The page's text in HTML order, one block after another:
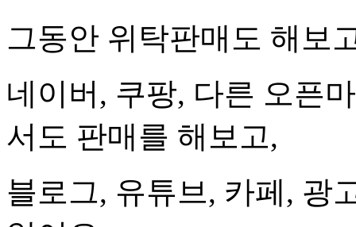
그동안 위탁판매도 해보
네이버, 쿠팡, 다른 오픈
서도 판매를 해보고,
블로그, 유튜브, 카페, 광